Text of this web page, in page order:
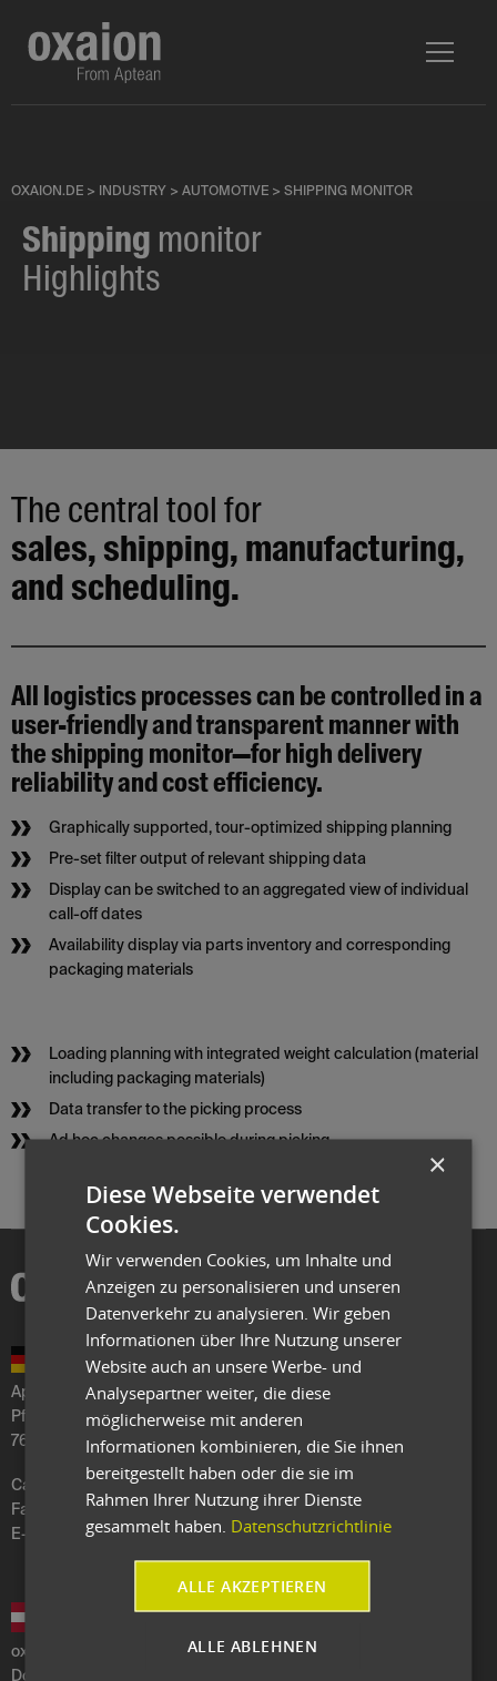
OXAION.DE > INDUSTRY > AUTOMOTIVE > SHIPPING MONITOR
Shipping monitor
Highlights
The central tool for
sales, shipping, manufacturing,
and scheduling.
All logistics processes can be controlled in a
user-friendly and transparent manner with
the shipping monitor—for high delivery
reliability and cost efficiency.
Graphically supported, tour-optimized shipping planning
Pre-set filter output of relevant shipping data
Display can be switched to an aggregated view of individual
call-off dates
Availability display via parts inventory and corresponding
packaging materials
Loading planning with integrated weight calculation (material
including packaging materials)
Data transfer to the picking process
Ad hoc changes possible during picking
Aptean Germany GmbH
Pforzheimer Str. 128
76275 Ettlingen
Call
+49 7243 2067-200
Fax
+49 7243 6019296
E-Mail:
germany @ aptean.com
oxaion gmbh
Dorfstraße 67
×
Diese Webseite verwendet
Cookies.
Wir verwenden Cookies, um Inhalte und
Anzeigen zu personalisieren und unseren
Datenverkehr zu analysieren. Wir geben
Informationen über Ihre Nutzung unserer
Website auch an unsere Werbe- und
Analysepartner weiter, die diese
möglicherweise mit anderen
Informationen kombinieren, die Sie ihnen
bereitgestellt haben oder die sie im
Rahmen Ihrer Nutzung ihrer Dienste
gesammelt haben. Datenschutzrichtlinie
ALLE AKZEPTIEREN
ALLE ABLEHNEN